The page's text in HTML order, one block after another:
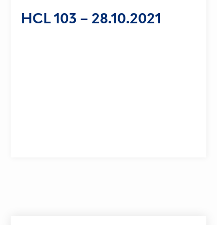
HCL 103 – 28.10.2021